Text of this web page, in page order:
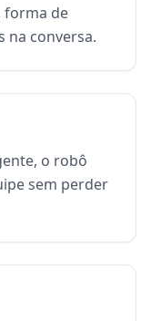
forma de
na conversa.
o robô
sem perder